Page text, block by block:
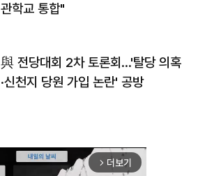
관학교 통합"
與 전당대회 2차 토론회…'탈당 의혹
·신천지 당원 가입 논란' 공방
arrow_forward_ios 더보기